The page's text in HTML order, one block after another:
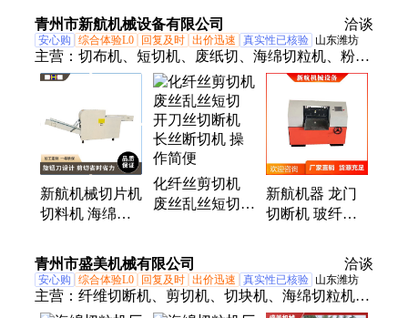
保障
规模生产 支持
定制
青州市新航机械设备有限公司 洽谈
安心购 综合体验L0 回复及时 出价迅速 真实性已核验 山东潍坊
主营： 切布机、短切机、废纸切、海绵切粒机、粉碎
机、砂纸切、断切机、边角料、破碎机、采棉纸、切
丝机、打包绳、纸丝切、纸板切、纤维切、玻璃丝、
pet塑料、纤维短、剪切机、切碎机、切短机、麻绳
切、氨纶丝
新航机械切片机
切料机 海绵切
机
化纤丝剪切机
废丝乱丝短切
作简便
新航机器 龙门
切断机 玻纤条
切丝机 切玻纤
设备
青州市盛美机械有限公司 洽谈
安心购 综合体验L0 回复及时 出价迅速 真实性已核验 山东潍坊
主营： 纤维切断机、剪切机、切块机、海绵切粒机、